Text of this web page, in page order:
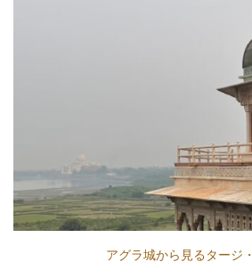
アグラ城から見るタージ